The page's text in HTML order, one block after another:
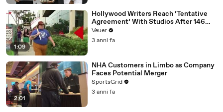
1:09
Hollywood Writers Reach ‘Tentative
Agreement’ With Studios After 146
Day Strike
Veuer
3 anni fa
2:01
NHA Customers in Limbo as Company
Faces Potential Merger
SportsGrid
3 anni fa